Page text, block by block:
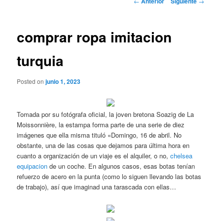
comprar ropa imitacion
turquia
Posted onjunio 1, 2023
Tomada por su fotógrafa oficial, la joven bretona Soazig de La
Moissonnière, la estampa forma parte de una serie de diez
imágenes que ella misma tituló «Domingo, 16 de abril. No
obstante, una de las cosas que dejamos para última hora en
cuanto a organización de un viaje es el alquiler, o no,chelsea
equipacion de un coche. En algunos casos, esas botas tenían
refuerzo de acero en la punta (como lo siguen llevando las botas
de trabajo), así que imaginad una tarascada con ellas…